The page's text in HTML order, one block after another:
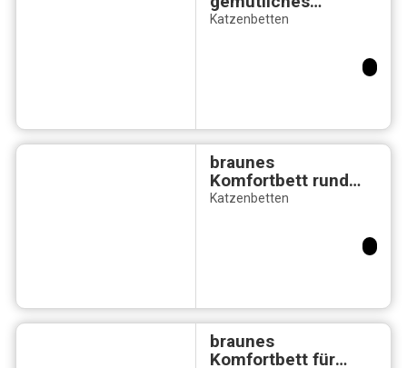
Katzenbett aus
Katzenbetten
braunes
Komfortbett rund
“Paw” mit
Katzenbetten
braunes
Komfortbett für